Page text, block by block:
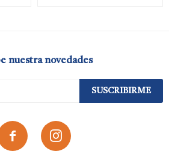
nuestra novedades
SUSCRIBIRME
 